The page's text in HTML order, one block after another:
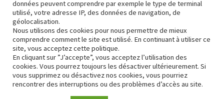
Revenir aux actualités
données peuvent comprendre par exemple le type de terminal
utilisé, votre adresse IP, des données de navigation, de
géolocalisation.
Nous utilisons des cookies pour nous permettre de mieux
comprendre comment le site est utilisé. En continuant à utiliser ce
site, vous acceptez cette politique.
En cliquant sur ”J’accepte”, vous acceptez l’utilisation des
cookies. Vous pourrez toujours les désactiver ultérieurement. Si
vous supprimez ou désactivez nos cookies, vous pourriez
rencontrer des interruptions ou des problèmes d’accès au site.